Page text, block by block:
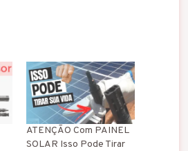
ATENÇÃO Com PAINEL
SOLAR Isso Pode Tirar